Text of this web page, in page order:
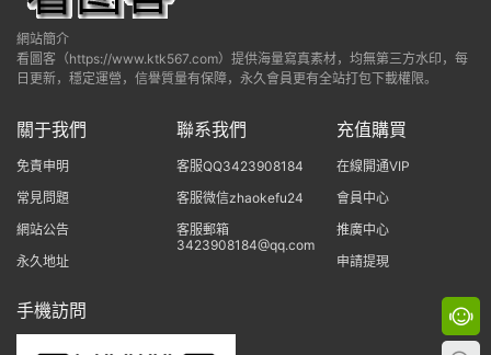
網站簡介
看圖客（https://www.ktk567.com）提供海量寫真素材，均無第三方水印，每
日更新，穩定運營，信譽質量有保障，永久會員更有全站打包下載權限。
關于我們
免責申明
常見問題
網站公告
永久地址
聯系我們
客服QQ3423908184
客服微信zhaokefu24
客服郵箱
3423908184@qq.com
充值購買
在線開通VIP
會員中心
推廣中心
申請提現
手機訪問